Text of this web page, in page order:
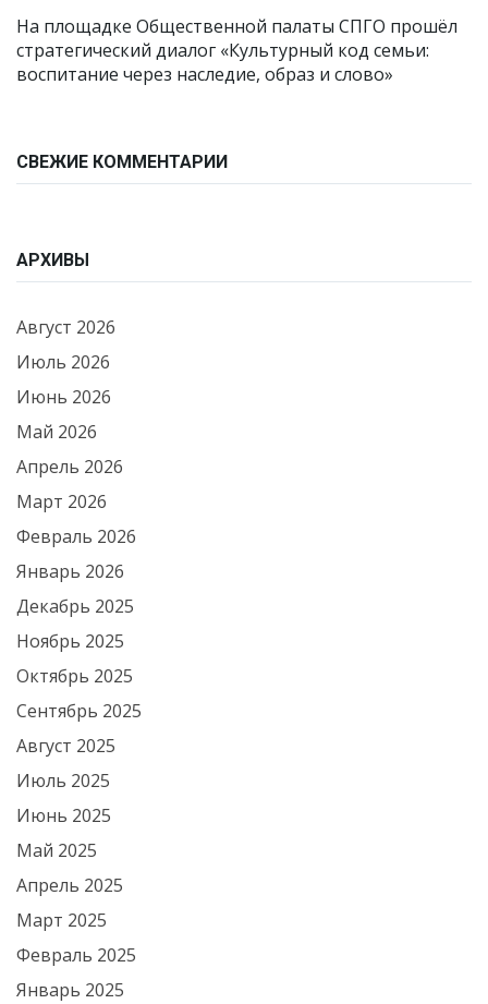
На площадке Общественной палаты СПГО прошёл
стратегический диалог «Культурный код семьи:
воспитание через наследие, образ и слово»
СВЕЖИЕ КОММЕНТАРИИ
АРХИВЫ
Август 2026
Июль 2026
Июнь 2026
Май 2026
Апрель 2026
Март 2026
Февраль 2026
Январь 2026
Декабрь 2025
Ноябрь 2025
Октябрь 2025
Сентябрь 2025
Август 2025
Июль 2025
Июнь 2025
Май 2025
Апрель 2025
Март 2025
Февраль 2025
Январь 2025